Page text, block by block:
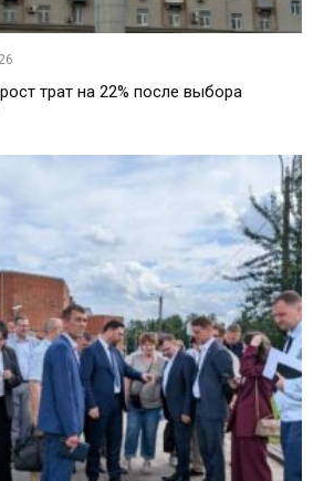
трат на 22% после выбора